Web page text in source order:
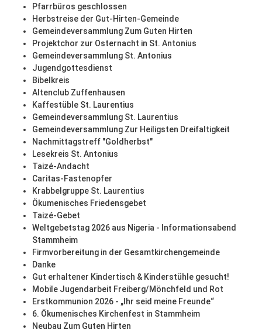
Pfarrbüros geschlossen
Herbstreise der Gut-Hirten-Gemeinde
Gemeindeversammlung Zum Guten Hirten
Projektchor zur Osternacht in St. Antonius
Gemeindeversammlung St. Antonius
Jugendgottesdienst
Bibelkreis
Altenclub Zuffenhausen
Kaffestüble St. Laurentius
Gemeindeversammlung St. Laurentius
Gemeindeversammlung Zur Heiligsten Dreifaltigkeit
Nachmittagstreff "Goldherbst"
Lesekreis St. Antonius
Taizé-Andacht
Caritas-Fastenopfer
Krabbelgruppe St. Laurentius
Ökumenisches Friedensgebet
Taizé-Gebet
Weltgebetstag 2026 aus Nigeria - Informationsabend
Stammheim
Firmvorbereitung in der Gesamtkirchengemeinde
Danke
Gut erhaltener Kindertisch & Kinderstühle gesucht!
Mobile Jugendarbeit Freiberg/Mönchfeld und Rot
Erstkommunion 2026 - „Ihr seid meine Freunde“
6. Ökumenisches Kirchenfest in Stammheim
Neubau Zum Guten Hirten